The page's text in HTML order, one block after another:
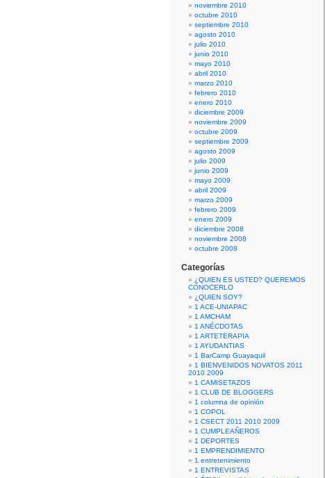
noviembre 2010
octubre 2010
septiembre 2010
agosto 2010
julio 2010
junio 2010
mayo 2010
abril 2010
marzo 2010
febrero 2010
enero 2010
diciembre 2009
noviembre 2009
octubre 2009
septiembre 2009
agosto 2009
julio 2009
junio 2009
mayo 2009
abril 2009
marzo 2009
febrero 2009
enero 2009
diciembre 2008
noviembre 2008
octubre 2008
Categorías
¿QUIEN ES USTED? QUEREMOS
CONOCERLO
¿QUIEN SOY?
1 ACE-UNIAPAC
1 AMCHAM
1 ANÉCDOTAS
1 ARTETERAPIA
1 AYUDANTIAS
1 BarCamp Guayaquil
1 BIENVENIDOS NOVATOS 2011
2010 2009
1 CAMISETAZOS
1 CLUB DE BLOGGERS
1 columna de opinión
1 COPOL
1 CSECT 2011 2010 2009
1 CUMPLEAÑEROS
1 DEPORTES
1 EMPRENDIMIENTO
1 entretenimiento
1 ENTREVISTAS